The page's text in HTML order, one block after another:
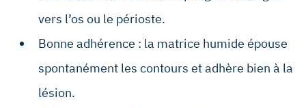
vers l’os ou le périoste.
Bonne adhérence : la matrice humide épouse
spontanément les contours et adhère bien à la
lésion.